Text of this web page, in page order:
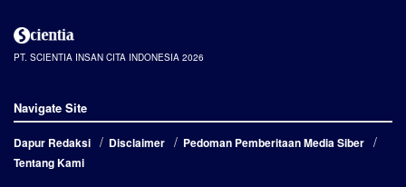
PT. SCIENTIA INSAN CITA INDONESIA 2026
Navigate Site
Dapur Redaksi Disclaimer
Pedoman Pemberitaan Media Siber
Tentang Kami